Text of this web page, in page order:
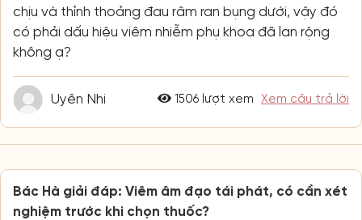
chịu và thỉnh thoảng đau râm ran bụng dưới, vậy đó
có phải dấu hiệu viêm nhiễm phụ khoa đã lan rộng
không ạ?
Uyên Nhi 1506 lượt xem Xem câu trả lời
Bác Hà giải đáp: Viêm âm đạo tái phát, có cần xét
nghiệm trước khi chọn thuốc?